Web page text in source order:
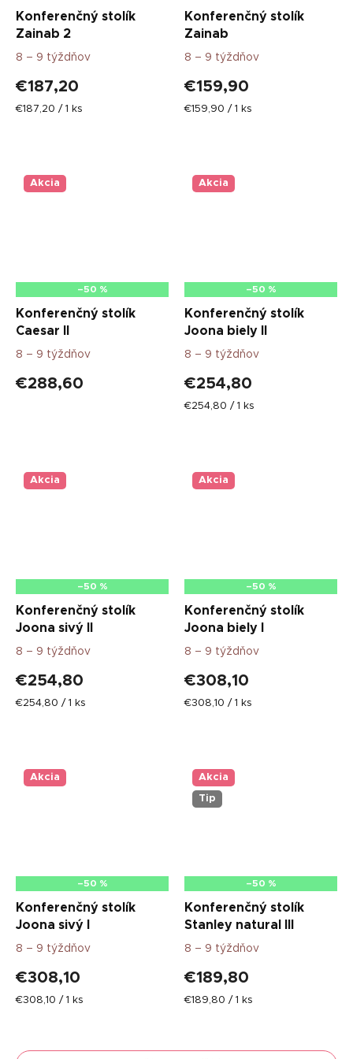
Konferenčný stolík
Zainab 2
8 – 9 týždňov
€187,20
Jednotková
€187,20 / 1 ks
Konferenčný stolík
Zainab
8 – 9 týždňov
€159,90
Jednotková
€159,90 / 1 ks
Akcia
–50 %
Konferenčný stolík
Caesar II
8 – 9 týždňov
€288,60
Akcia
–50 %
Konferenčný stolík
Joona biely II
8 – 9 týždňov
€254,80
Jednotková
€254,80 / 1 ks
Akcia
–50 %
Konferenčný stolík
Joona sivý II
8 – 9 týždňov
€254,80
Jednotková
€254,80 / 1 ks
Akcia
–50 %
Konferenčný stolík
Joona biely I
8 – 9 týždňov
€308,10
Jednotková
€308,10 / 1 ks
Akcia
–50 %
Konferenčný stolík
Joona sivý I
8 – 9 týždňov
€308,10
Jednotková
€308,10 / 1 ks
Akcia
Tip
–50 %
Konferenčný stolík
Stanley natural III
8 – 9 týždňov
€189,80
Jednotková
€189,80 / 1 ks